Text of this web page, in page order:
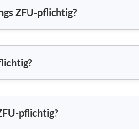
ZFU-pflichtig?
pflichtig?